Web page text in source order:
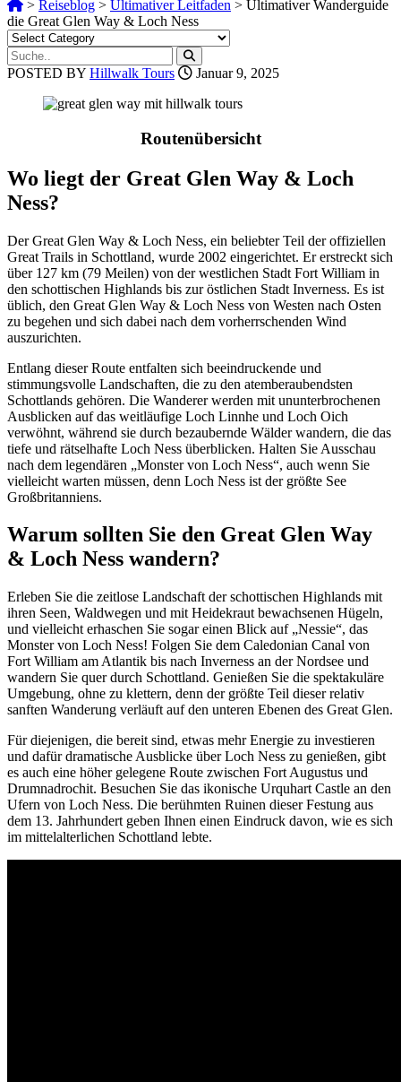
> Reiseblog > Ultimativer Leitfaden > Ultimativer Wanderguide
die Great Glen Way & Loch Ness
POSTED BY Hillwalk Tours Januar 9, 2025
Routenübersicht
Wo liegt der Great Glen Way & Loch
Ness?
Der Great Glen Way & Loch Ness, ein beliebter Teil der offiziellen
Great Trails in Schottland, wurde 2002 eingerichtet. Er erstreckt sich
über 127 km (79 Meilen) von der westlichen Stadt Fort William in
den schottischen Highlands bis zur östlichen Stadt Inverness. Es ist
üblich, den Great Glen Way & Loch Ness von Westen nach Osten
zu begehen und sich dabei nach dem vorherrschenden Wind
auszurichten.
Entlang dieser Route entfalten sich beeindruckende und
stimmungsvolle Landschaften, die zu den atemberaubendsten
Schottlands gehören. Die Wanderer werden mit ununterbrochenen
Ausblicken auf das weitläufige Loch Linnhe und Loch Oich
verwöhnt, während sie durch bezaubernde Wälder wandern, die das
tiefe und rätselhafte Loch Ness überblicken. Halten Sie Ausschau
nach dem legendären „Monster von Loch Ness“, auch wenn Sie
vielleicht warten müssen, denn Loch Ness ist der größte See
Großbritanniens.
Warum sollten Sie den Great Glen Way
& Loch Ness wandern?
Erleben Sie die zeitlose Landschaft der schottischen Highlands mit
ihren Seen, Waldwegen und mit Heidekraut bewachsenen Hügeln,
und vielleicht erhaschen Sie sogar einen Blick auf „Nessie“, das
Monster von Loch Ness! Folgen Sie dem Caledonian Canal von
Fort William am Atlantik bis nach Inverness an der Nordsee und
wandern Sie quer durch Schottland. Genießen Sie die spektakuläre
Umgebung, ohne zu klettern, denn der größte Teil dieser relativ
sanften Wanderung verläuft auf den unteren Ebenen des Great Glen.
Für diejenigen, die bereit sind, etwas mehr Energie zu investieren
und dafür dramatische Ausblicke über Loch Ness zu genießen, gibt
es auch eine höher gelegene Route zwischen Fort Augustus und
Drumnadrochit. Besuchen Sie das ikonische Urquhart Castle an den
Ufern von Loch Ness. Die berühmten Ruinen dieser Festung aus
dem 13. Jahrhundert geben Ihnen einen Eindruck davon, wie es sich
im mittelalterlichen Schottland lebte.